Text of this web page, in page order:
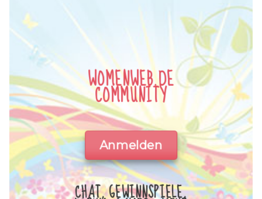
WOMENWEB.DE
COMMUNITY
Anmelden
CHAT, GEWINNSPIELE,